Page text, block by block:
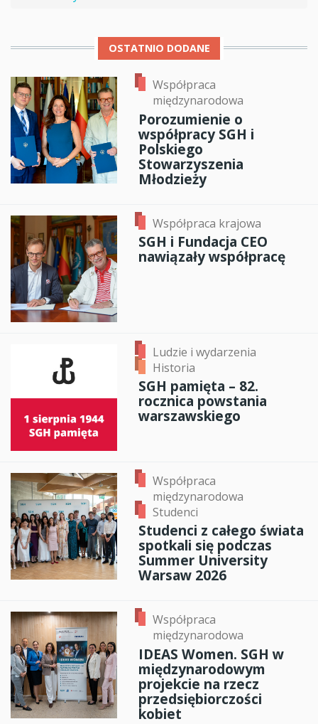
OSTATNIO DODANE
Współpraca
międzynarodowa
Porozumienie o
współpracy SGH i
Polskiego
Stowarzyszenia
Młodzieży
Współpraca krajowa
SGH i Fundacja CEO
nawiązały współpracę
Ludzie i wydarzenia
Historia
SGH pamięta – 82.
rocznica powstania
warszawskiego
Współpraca
międzynarodowa
Studenci
Studenci z całego świata
spotkali się podczas
Summer University
Warsaw 2026
Współpraca
międzynarodowa
IDEAS Women. SGH w
międzynarodowym
projekcie na rzecz
przedsiębiorczości
kobiet